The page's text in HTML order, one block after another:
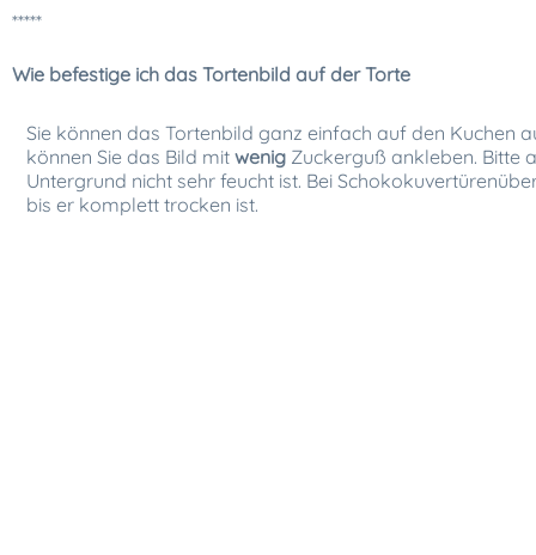
*****
Wie befestige ich das Tortenbild auf der Torte
Sie können das Tortenbild ganz einfach auf den Kuchen
können Sie das Bild mit wenig Zuckerguß ankleben. Bitte
Untergrund nicht sehr feucht ist. Bei
bis er komplett trocken ist.